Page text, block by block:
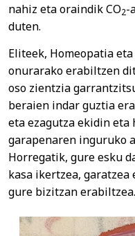
nahiz eta oraindik CO2-
duten.
Eliteek, Homeopatia
onurarako erabiltzen
oso zientzia
beraien indar guztia
eta ezagutza ekidin
garapenaren inguruko
Horregatik, gure esku
kasa ikertzea,
gure bizitzan erabiltzea.